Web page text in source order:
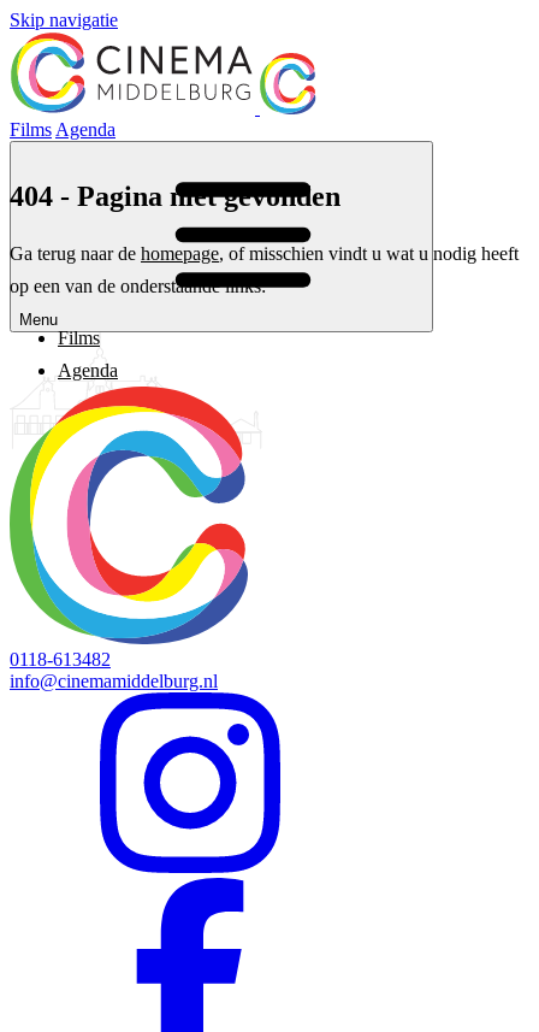
Skip navigatie
Films Agenda
Menu
404 - Pagina niet gevonden
Ga terug naar de homepage, of misschien vindt u wat u nodig heeft
op een van de onderstaande links:
Films
Agenda
0118-613482
info@cinemamiddelburg.nl